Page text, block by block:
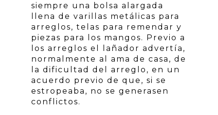
siempre una bolsa alargada
llena de varillas metálicas para
arreglos, telas para remendar y
piezas para los mangos. Previo a
los arreglos el lañador advertía,
normalmente al ama de casa, de
la dificultad del arreglo, en un
acuerdo previo de que, si se
estropeaba, no se generasen
conflictos.